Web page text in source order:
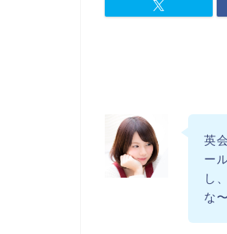
英
ー
し
な〜